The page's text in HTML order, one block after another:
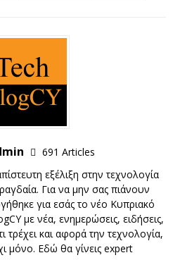
691 Articles
εξέλιξη στην τεχνολογία
Για να μην σας πιάνουν
για εσάς το νέο Κυπριακό
με νέα, ενημερώσεις, ειδήσεις,
τρέχει και αφορά την τεχνολογία,
μόνο. Εδώ θα γίνεις expert